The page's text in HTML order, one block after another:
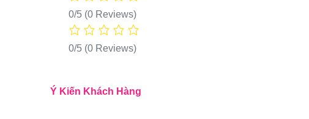
0/5 (0 Reviews)
0/5 (0 Reviews)
Ý Kiến Khách Hàng